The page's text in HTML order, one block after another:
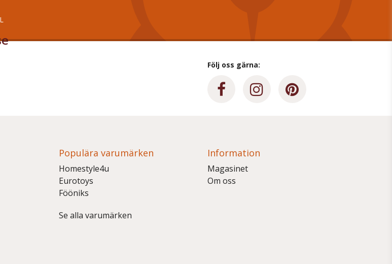
Följ oss gärna:
Populära varumärken
Homestyle4u
Eurotoys
Fööniks
Se alla varumärken
Information
Magasinet
Om oss